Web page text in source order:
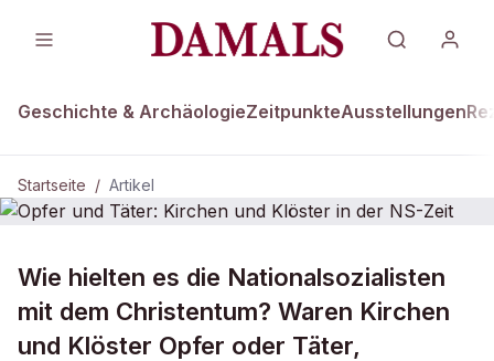
Geschichte & ArchäologieZeitpunkteAusstellungen
Startseite / Artikel
Opfer und Täter: Kirchen und
Klöster in der NS-Zeit
Wie hielten es die Nationalsozialisten
mit dem Christentum? Waren Kirchen
und Klöster Opfer oder Täter,